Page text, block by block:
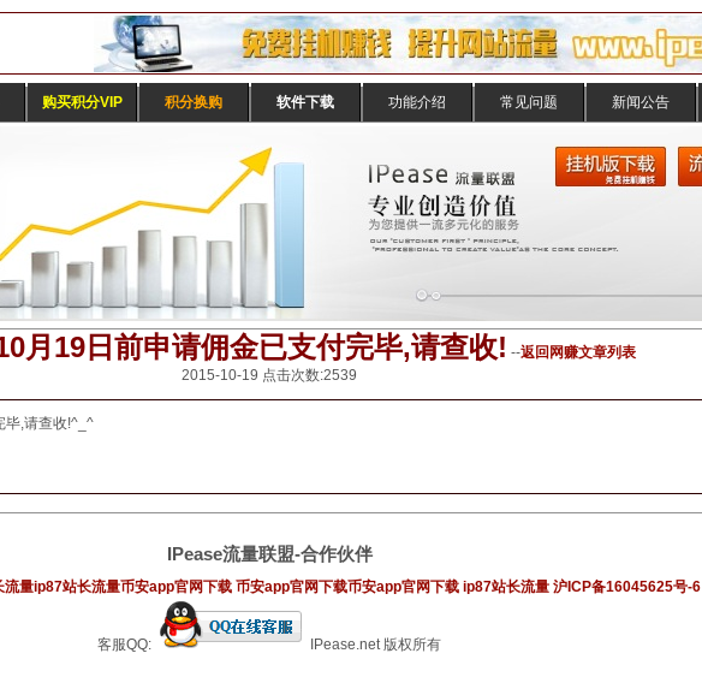
购买积分VIP 积分换购 软件下载 功能介绍 常见问题 新闻公告
月19日前申请佣金已支付完毕,请查收! --返回网赚文章列表
2015-10-19 点击次数:2539
毕,请查收!^_^
IPease流量联盟-合作伙伴
流量ip87站长流量币安app官网下载 币安app官网下载币安app官网下载 ip87站长流量 沪ICP备16045625号-6
客服QQ: IPease.net 版权所有